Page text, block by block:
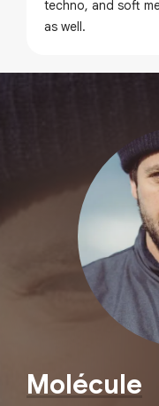
techno, and soft
as well.
Molécule